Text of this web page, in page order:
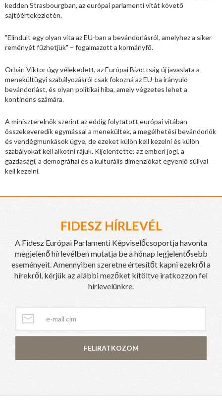
kedden Strasbourgban, az európai parlamenti vitát követő
sajtóértekezletén.
"Elindult egy olyan vita az EU-ban a bevándorlásról, amelyhez a siker
reményét fűzhetjük" – fogalmazott a kormányfő.
Orbán Viktor úgy vélekedett, az Európai Bizottság új javaslata a
menekültügyi szabályozásról csak fokozná az EU-ba irányuló
bevándorlást, és olyan politikai hiba, amely végzetes lehet a
kontinens számára.
A miniszterelnök szerint az eddig folytatott európai vitában
összekeveredik egymással a menekültek, a megélhetési bevándorlók
és vendégmunkások ügye, de ezeket külön kell kezelni és külön
szabályokat kell alkotni rájuk. Kijelentette: az emberi jogi, a
gazdasági, a demográfiai és a kulturális dimenziókat egyenlő súllyal
kell kezelni.
FIDESZ HÍRLEVÉL
A Fidesz Európai Parlamenti Képviselőcsoportja havonta
megjelenő hírlevélben mutatja be a hónap legjelentősebb
eseményeit. Amennyiben szeretne értesítőt kapni ezekről a
hírekről, kérjük az alábbi mezőket kitöltve iratkozzon fel
hírlevelünkre.
FELIRATKOZOM